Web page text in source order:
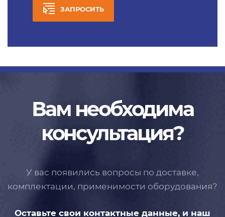
ЗАПРОСИТЬ
Вам необходима
консультация?
У вас появились вопросы по доставке,
комплектации, применимости оборудования?
Оставьте свои контактные данные, и наш